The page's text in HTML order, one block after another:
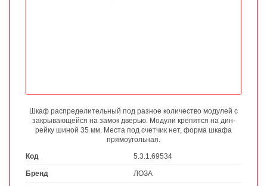
Шкаф распределительный под разное количество модулей с
закрывающейся на замок дверью. Модули крепятся на дин-
рейку шиной 35 мм. Места под счетчик нет, форма шкафа
прямоугольная.
Код
5.3.1.69534
Бренд ЛОЗА